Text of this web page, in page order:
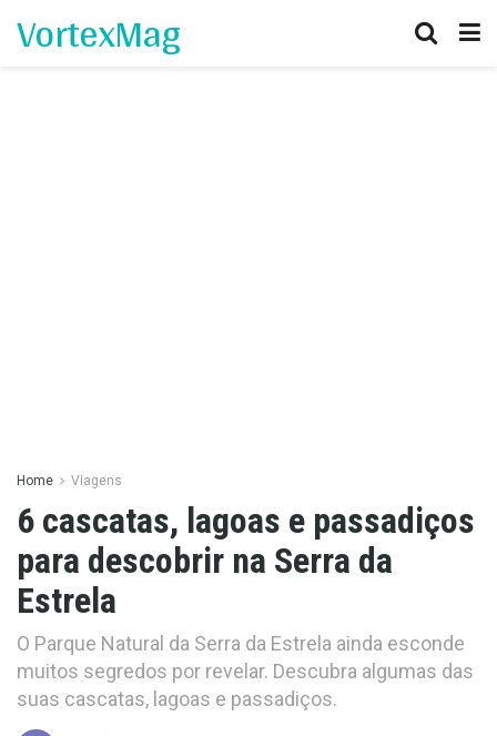
VortexMag
Home Viagens
6 cascatas, lagoas e passadiços
para descobrir na Serra da
Estrela
O Parque Natural da Serra da Estrela ainda esconde
muitos segredos por revelar. Descubra algumas das
suas cascatas, lagoas e passadiços.